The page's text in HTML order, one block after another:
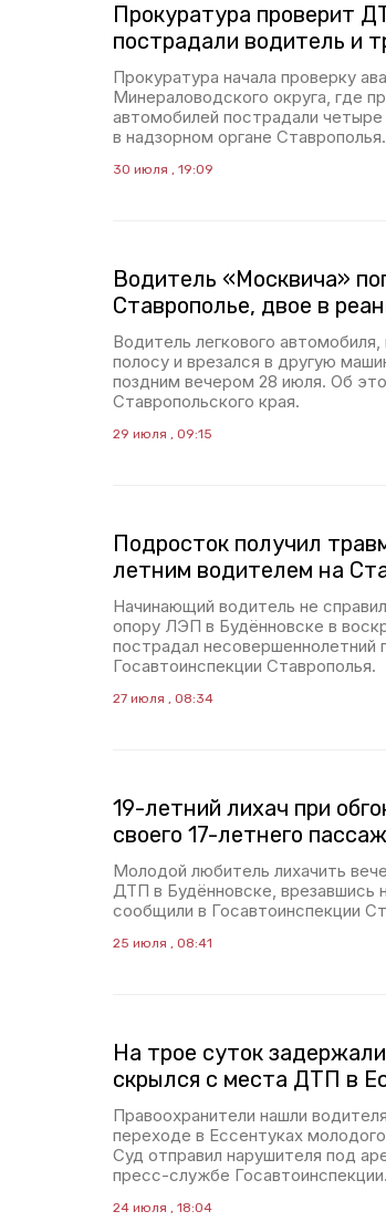
Прокуратура проверит
пострадали водитель и
Прокуратура начала проверку
Минераловодского округа, где
автомобилей пострадали
в надзорном органе Ставрополья.
30 июля , 19:09
Водитель «Москвича»
Ставрополье, двое в
Водитель легкового
полосу и врезался в другую
поздним вечером 28 июля. Об
Ставропольского края.
29 июля , 09:15
Подросток получил
летним водителем на
Начинающий водитель не
опору ЛЭП в Будённовске в
пострадал несовершеннолетний
Госавтоинспекции Ставрополья.
27 июля , 08:34
19-летний лихач при
своего 17-летнего
Молодой любитель лихачить
ДТП в Будённовске, врезавшись
сообщили в Госавтоинспекции
25 июля , 08:41
На трое суток
скрылся с места ДТП в
Правоохранители нашли
переходе в Ессентуках
Суд отправил нарушителя под
пресс-службе Госавтоинспекции.
24 июля , 18:04